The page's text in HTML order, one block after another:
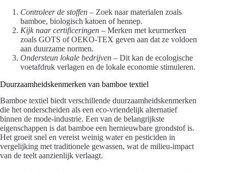
Controleer de stoffen – Zoek naar materialen zoals
bamboe, biologisch katoen of hennep.
Kijk naar certificeringen – Merken met keurmerken
zoals GOTS of OEKO-TEX geven aan dat ze voldoen
aan duurzame normen.
Ondersteun lokale bedrijven – Dit kan de ecologische
voetafdruk verlagen en de lokale economie stimuleren.
Duurzaamheidskenmerken van bamboe textiel
Bamboe textiel biedt verschillende duurzaamheidskenmerken
die het onderscheiden als een eco-vriendelijk alternatief
binnen de mode-industrie. Een van de belangrijkste
eigenschappen is dat bamboe een hernieuwbare grondstof is.
Het groeit snel en vereist weinig water en pesticiden in
vergelijking met traditionele gewassen, wat de milieu-impact
van de teelt aanzienlijk verlaagt.